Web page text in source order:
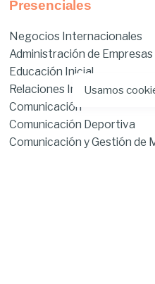
Presenciales
Negocios Internacionales
Administración de Empresas
Educación Inicial
Relaciones Internacionales
Comunicación
Comunicación Deportiva
Comunicación y Gestión de
Usamos